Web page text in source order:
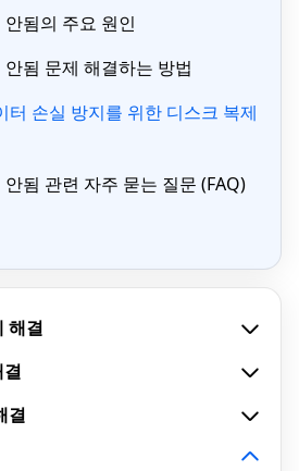
됨의 주요 원인
됨 문제 해결하는 방법
터 손실 방지를 위한 디스크 복제
됨 관련 자주 묻는 질문 (FAQ)
해결
결